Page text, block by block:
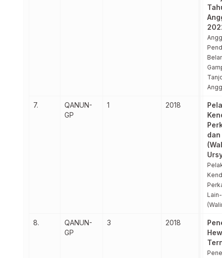
7.
QANUN-
GP
1 2018
8.
QANUN-
GP
3 2018